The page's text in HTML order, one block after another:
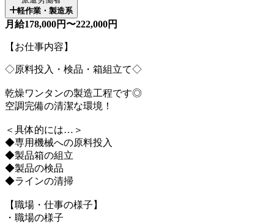
軽作業・製造系
月給178,000円〜222,000円
【お仕事内容】
◇原料投入・検品・箱組立て◇
乾燥ワンタンの製造工程です◎
空調完備の清潔な環境！
＜具体的には…＞
◆専用機械への原料投入
◆製品箱の組立
◆製品の検品
◆ラインの清掃
【職場・仕事の様子】
・職場の様子